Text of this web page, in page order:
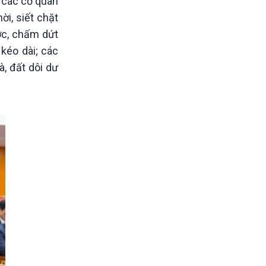
siết chặt
chấm dứt
dài; các
đất dôi dư